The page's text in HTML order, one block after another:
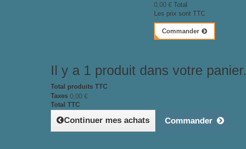
0,00 € Total
Les prix sont TTC
Commander
Il y a 1 produit dans votre panier.
Total produits TTC
Taxes 0,00 €
Total TTC
Continuer mes achats Commander
Rhône Alpes